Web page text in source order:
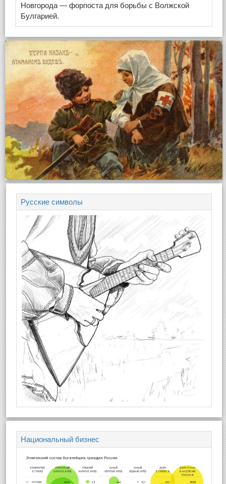
Новгорода — форпоста для борьбы с Волжской
Булгарией.
Русские символы
Национальный бизнес